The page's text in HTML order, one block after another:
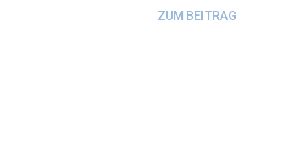
ZUM BEITRAG